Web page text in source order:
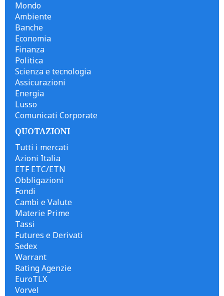
Mondo
Ambiente
Banche
Economia
Finanza
Politica
Scienza e tecnologia
Assicurazioni
Energia
Lusso
Comunicati Corporate
QUOTAZIONI
Tutti i mercati
Azioni Italia
ETF ETC/ETN
Obbligazioni
Fondi
Cambi e Valute
Materie Prime
Tassi
Futures e Derivati
Sedex
Warrant
Rating Agenzie
EuroTLX
Vorvel